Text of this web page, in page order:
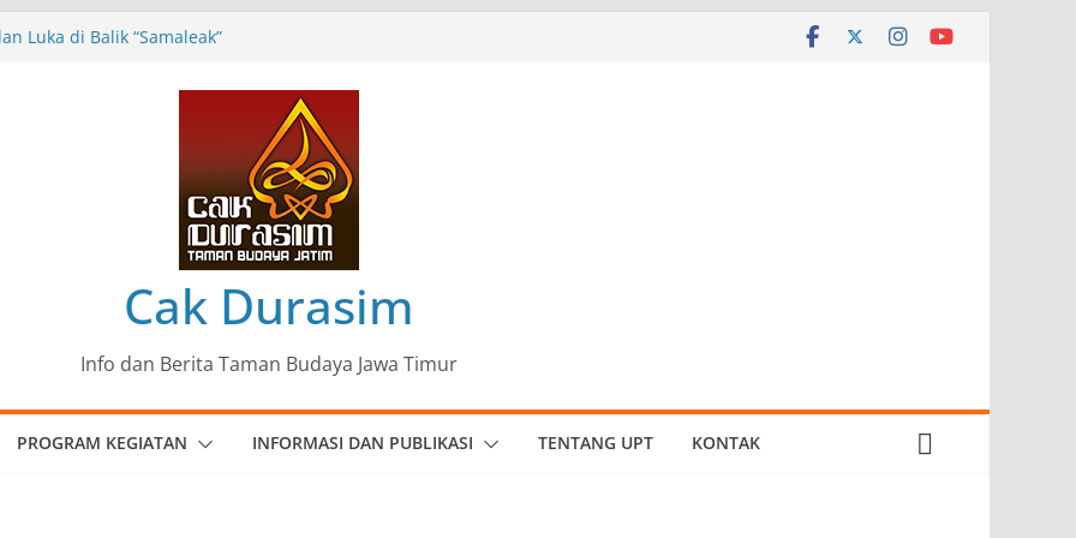
Luka di Balik “Samaleak”
Ungkapan Kritis Tentang Derita
Patria Seni Rupa Kota Blitar :
Menjadi Mantra Perlawanan
Cak Durasim
Info dan Berita Taman Budaya Jawa Timur
PROGRAM KEGIATAN INFORMASI DAN PUBLIKASI TENTANG UPT KONTAK